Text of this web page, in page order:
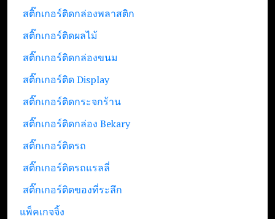
สติ๊กเกอร์ติดกล่องพลาสติก
สติ๊กเกอร์ติดผลไม้
สติ๊กเกอร์ติดกล่องขนม
สติ๊กเกอร์ติด Display
สติ๊กเกอร์ติดกระจกร้าน
สติ๊กเกอร์ติดกล่อง Bekary
สติ๊กเกอร์ติดรถ
สติ๊กเกอร์ติดรถแรลลี่
สติ๊กเกอร์ติดของที่ระลึก
แพ็คเกจจิ้ง